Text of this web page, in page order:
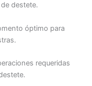
destete.
óptimo para
requeridas